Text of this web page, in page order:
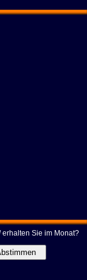
Sie im Monat?